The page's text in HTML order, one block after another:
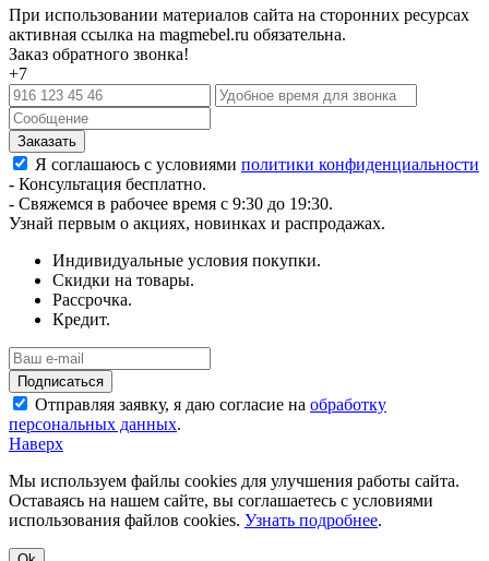
При использовании материалов сайта на сторонних ресурсах
активная ссылка на magmebel.ru обязательна.
Заказ обратного звонка!
+7
Я соглашаюсь с условиями политики конфиденциальности
- Консультация бесплатно.
- Свяжемся в рабочее время с 9:30 до 19:30.
Узнай первым о акциях, новинках и распродажах.
Индивидуальные условия покупки.
Скидки на товары.
Рассрочка.
Кредит.
Отправляя заявку, я даю согласие на обработку
персональных данных.
Наверх
Мы используем файлы cookies для улучшения работы сайта.
Оставаясь на нашем сайте, вы соглашаетесь с условиями
использования файлов cookies. Узнать подробнее.